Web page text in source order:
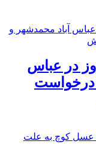
در عباس
درخواست